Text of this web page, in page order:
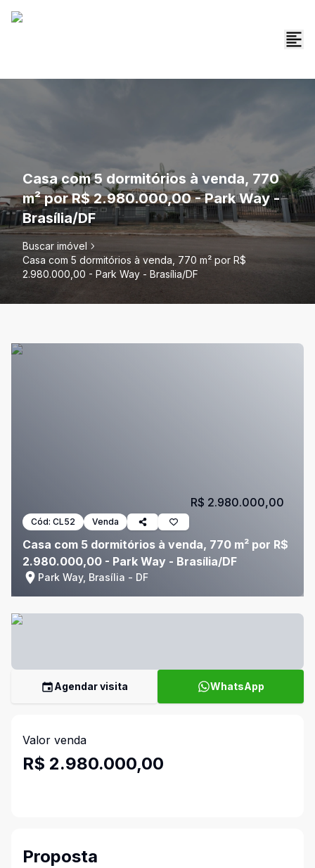
Casa com 5 dormitórios à venda, 770
m² por R$ 2.980.000,00 - Park Way -
Brasília/DF
Buscar imóvel
Casa com 5 dormitórios à venda, 770 m² por R$
2.980.000,00 - Park Way - Brasília/DF
Cód: CL52 Venda
Casa com 5 dormitórios à venda, 770 m² por R$
2.980.000,00 - Park Way - Brasília/DF
Park Way, Brasília - DF
R$ 2.980.000,00
Agendar visita WhatsApp
Valor venda
R$ 2.980.000,00
Proposta